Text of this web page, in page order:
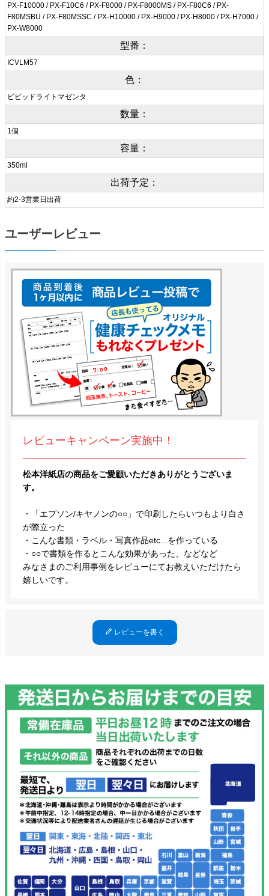
PX-F10000 / PX-F10C6 / PX-F8000 / PX-F8000MS / PX-F80C6 / PX-
F80MSBU / PX-F80MSSC / PX-H10000 / PX-H9000 / PX-H8000 / PX-H7000 /
PX-W8000
型番：
ICVLM57
色：
ビビッドライトマゼンタ
数量：
1個
容量：
350ml
出荷予定：
約2-3営業日出荷
ユーザーレビュー
レビューキャンペーン実施中！
松本洋紙店の商品をご愛顧いただきありがとうございま
す。
・「エプソン/キヤノンの○○」で印刷したらいつもより白さ
が際立った
・こんな書類・ラベル・写真作品etc...を作っている
・○○で書類を作るとこんな効果があった、などなど
みなさまのご利用事例をレビューにてお教えいただけたら
嬉しいです。
レビューを書く